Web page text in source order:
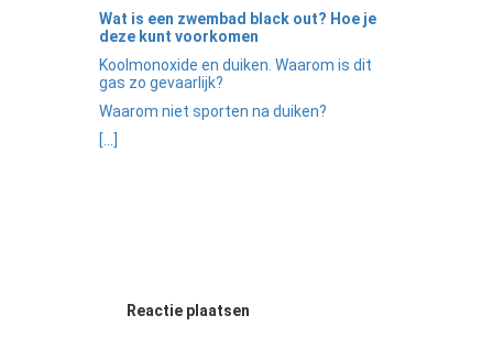
Wat is een zwembad black out? Hoe je
deze kunt voorkomen
Koolmonoxide en duiken. Waarom is dit
gas zo gevaarlijk?
Waarom niet sporten na duiken?
[...]
Reactie plaatsen